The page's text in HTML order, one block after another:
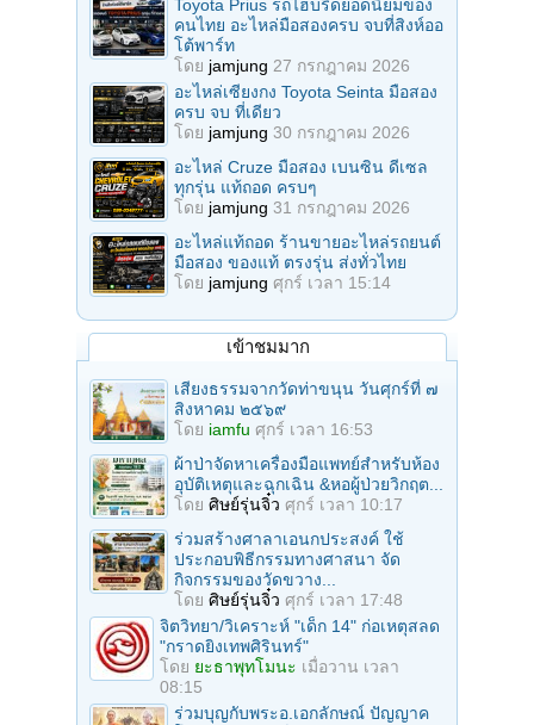
Toyota Prius รถไฮบริดยอดนิยมของ
คนไทย อะไหล่มือสองครบ จบที่สิงห์ออ
โต้พาร์ท
โดย jamjung 27 กรกฎาคม 2026
อะไหล่เซียงกง Toyota Seinta มือสอง
ครบ จบ ที่เดียว
โดย jamjung 30 กรกฎาคม 2026
อะไหล่ Cruze มือสอง เบนซิน ดีเซล
ทุกรุ่น แท้ถอด ครบๆ
โดย jamjung 31 กรกฎาคม 2026
อะไหล่แท้ถอด ร้านขายอะไหล่รถยนต์
มือสอง ของแท้ ตรงรุ่น ส่งทั่วไทย
โดย jamjung ศุกร์ เวลา 15:14
เข้าชมมาก
เสียงธรรมจากวัดท่าขนุน วันศุกร์ที่ ๗
สิงหาคม ๒๕๖๙
โดย iamfu ศุกร์ เวลา 16:53
ผ้าป่าจัดหาเครื่องมือแพทย์สำหรับห้อง
อุบัติเหตุและฉุกเฉิน &หอผู้ป่วยวิกฤต...
โดย ศิษย์รุ่นจิ๋ว ศุกร์ เวลา 10:17
ร่วมสร้างศาลาเอนกประสงค์ ใช้
ประกอบพิธีกรรมทางศาสนา จัด
กิจกรรมของวัดขวาง...
โดย ศิษย์รุ่นจิ๋ว ศุกร์ เวลา 17:48
จิตวิทยา/วิเคราะห์ "เด็ก 14" ก่อเหตุสลด
"กราดยิงเทพศิรินทร์"
โดย ยะธาพุทโมนะ เมื่อวาน เวลา
08:15
ร่วมบุญกับพระอ.เอกลักษณ์ ปัญญาค